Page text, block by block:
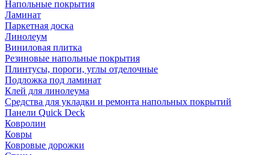
Напольные покрытия
Ламинат
Паркетная доска
Линолеум
Виниловая плитка
Резиновые напольные покрытия
Плинтусы, пороги, углы отделочные
Подложка под ламинат
Клей для линолеума
Средства для укладки и ремонта напольных покрытий
Панели Quick Deck
Ковролин
Ковры
Ковровые дорожки